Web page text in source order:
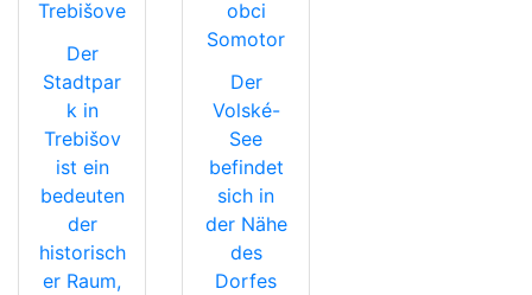
Trebišove
Der
Stadtpar
k in
Trebišov
ist ein
bedeuten
der
historisch
er Raum,
obci
Somotor
Der
Volské-
See
befindet
sich in
der Nähe
des
Dorfes